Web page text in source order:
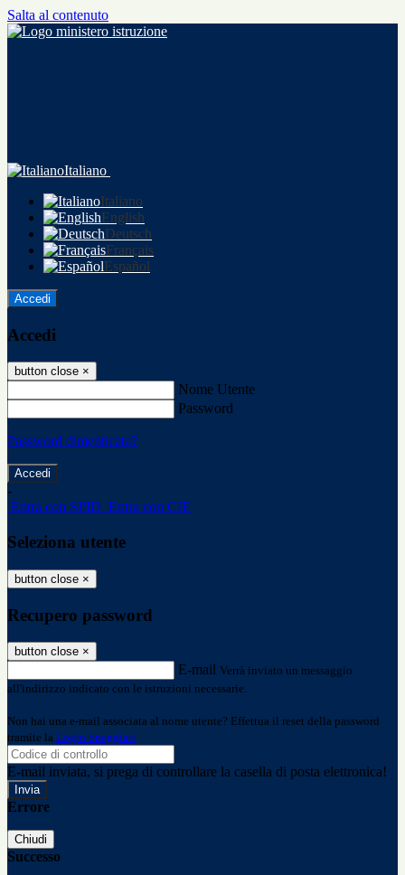
Salta al contenuto
Italiano
Italiano
English
Deutsch
Français
Español
Accedi
Accedi
button close ×
Nome Utente
Password
Password dimenticata?
-
Entra con SPID Entra con CIE
Seleziona utente
button close ×
Recupero password
button close ×
E-mail Verrà inviato un messaggio
all'indirizzo indicato con le istruzioni necessarie.
Non hai una e-mail associata al nome utente? Effettua il reset della password
tramite la Login Spaggiari
E-mail inviata, si prega di controllare la casella di posta elettronica!
Errore
Chiudi
Successo